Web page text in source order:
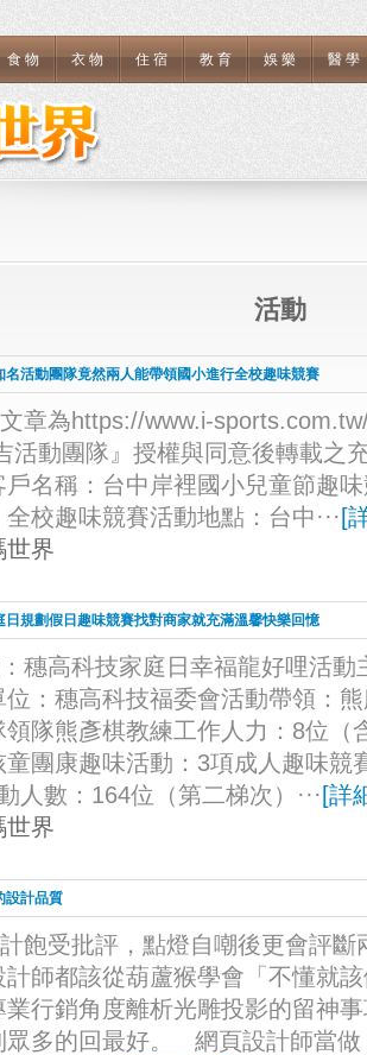
食物 衣物 住宿 教育 娛樂 醫學
活動
名活動團隊竟然兩人能帶領國小進行全校趣味競賽
章為https://www.i-
活動團隊』授權與同意後轉載之
戶名稱：台中岸裡國小兒童節趣
校趣味競賽活動地點：台中··· [
世界
日規劃假日趣味競賽找對商家就充滿溫馨快樂回憶
穗高科技家庭日幸福龍好哩活
位：穗高科技福委會活動帶領：
領隊熊彥棋教練工作人力：8位（
童團康趣味活動：3項成人趣味競
人數：164位（第二梯次）··· [詳
世界
設計品質
飽受批評，點燈自嘲後更會評
計師都該從葫蘆猴學會「不懂就
業行銷角度離析光雕投影的留神
眾多的回最好。 網頁設計師當